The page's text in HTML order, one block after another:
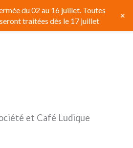
et Café Ludique
du 02 au 16 juillet. Toutes
traitées dés le 17 juillet
+